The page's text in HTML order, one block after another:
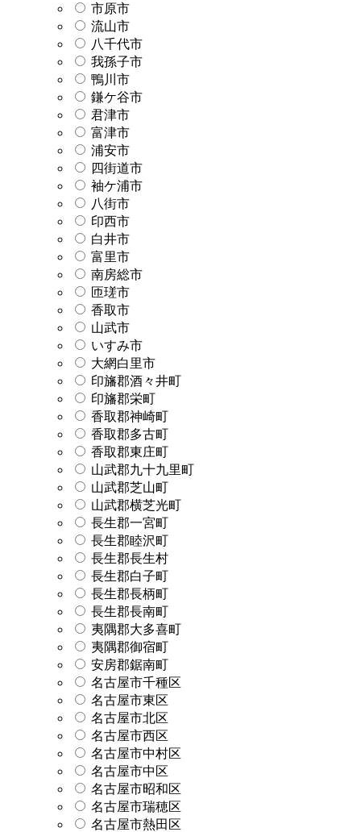
市原市
流山市
八千代市
我孫子市
鴨川市
鎌ケ谷市
君津市
富津市
浦安市
四街道市
袖ケ浦市
八街市
印西市
白井市
富里市
南房総市
匝瑳市
香取市
山武市
いすみ市
大網白里市
印旛郡酒々井町
印旛郡栄町
香取郡神崎町
香取郡多古町
香取郡東庄町
山武郡九十九里町
山武郡芝山町
山武郡横芝光町
長生郡一宮町
長生郡睦沢町
長生郡長生村
長生郡白子町
長生郡長柄町
長生郡長南町
夷隅郡大多喜町
夷隅郡御宿町
安房郡鋸南町
名古屋市千種区
名古屋市東区
名古屋市北区
名古屋市西区
名古屋市中村区
名古屋市中区
名古屋市昭和区
名古屋市瑞穂区
名古屋市熱田区